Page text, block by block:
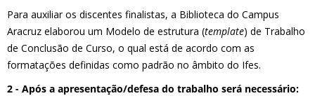
Para auxiliar os discentes finalistas, a Biblioteca do Campus
Aracruz elaborou um Modelo de estrutura (template) de Trabalho
de Conclusão de Curso, o qual está de acordo com as
formatações definidas como padrão no âmbito do Ifes.
2 - Após a apresentação/defesa do trabalho será necessário: